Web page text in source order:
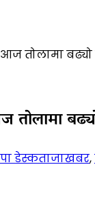
तोलामा बढ्यो
डेस्कताजाखबर,